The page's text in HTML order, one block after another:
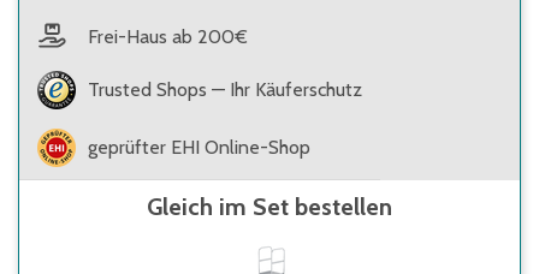
Frei-Haus ab 200€
Trusted Shops — Ihr Käuferschutz
geprüfter EHI Online-Shop
Gleich im Set bestellen